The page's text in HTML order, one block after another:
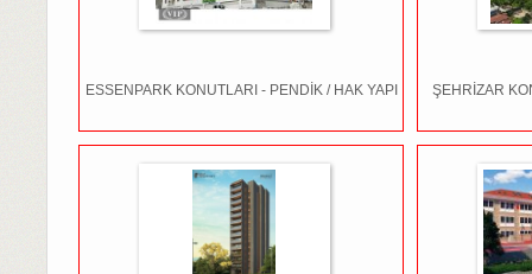
ESSENPARK KONUTLARI - PENDİK / HAK YAPI ŞEHRİZAR